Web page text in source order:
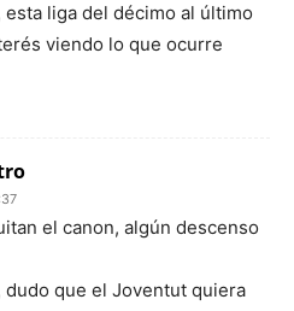
esta liga del décimo al último
viendo lo que ocurre
el canon, algún descenso
dudo que el Joventut quiera